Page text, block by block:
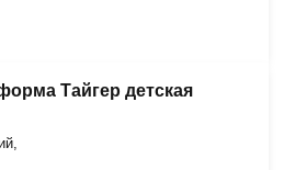
Тайгер детская